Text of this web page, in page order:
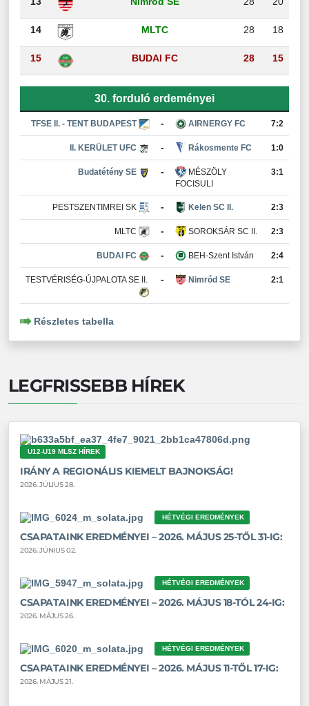
14 MLTC 28 18
15 BUDAI FC 28 15
30. forduló erdeményei
TFSE II. - TENT BUDAPEST - AIRNERGY FC 7:2
II. KERÜLET UFC - Rákosmente FC 1:0
Budatétény SE -
MÉSZÖLY
FOCISULI
3:1
PESTSZENTIMREI SK - Kelen SC II. 2:3
MLTC - SOROKSÁR SC II. 2:3
BUDAI FC - BEH-Szent István 2:4
TESTVÉRISÉG-ÚJPALOTA SE II. - Nimród SE 2:1
Részletes tabella
LEGFRISSEBB HÍREK
U12-U19 MLSZ HÍREK
IRÁNY A REGIONÁLIS KIEMELT BAJNOKSÁG!
2026. JÚLIUS 28.
HÉTVÉGI EREDMÉNYEK
CSAPATAINK EREDMÉNYEI – 2026. MÁJUS 25-TŐL 31-IG:
2026. JÚNIUS 02.
HÉTVÉGI EREDMÉNYEK
CSAPATAINK EREDMÉNYEI – 2026. MÁJUS 18-TÓL 24-IG:
2026. MÁJUS 26.
HÉTVÉGI EREDMÉNYEK
CSAPATAINK EREDMÉNYEI – 2026. MÁJUS 11-TŐL 17-IG:
2026. MÁJUS 21.